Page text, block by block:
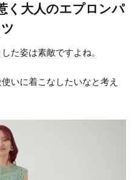
く大人のエプロンパ
た姿は素敵ですよね。
いに着こなしたいなと考え